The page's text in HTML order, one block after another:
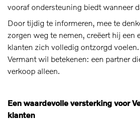
vooraf ondersteuning biedt wanneer
Door tijdig te informeren, mee te
zorgen weg te nemen, creëert hij een
klanten zich volledig ontzorgd
Vermant wil betekenen: een partner
verkoop alleen.
Een waardevolle versterking voor
klanten